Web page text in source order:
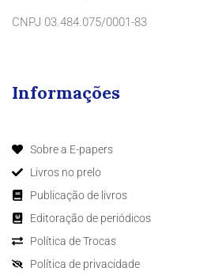
CNPJ 03.484.075/0001-83
Informações
Sobre a E-papers
Livros no prelo
Publicação de livros
Editoração de periódicos
Política de Trocas
Política de privacidade